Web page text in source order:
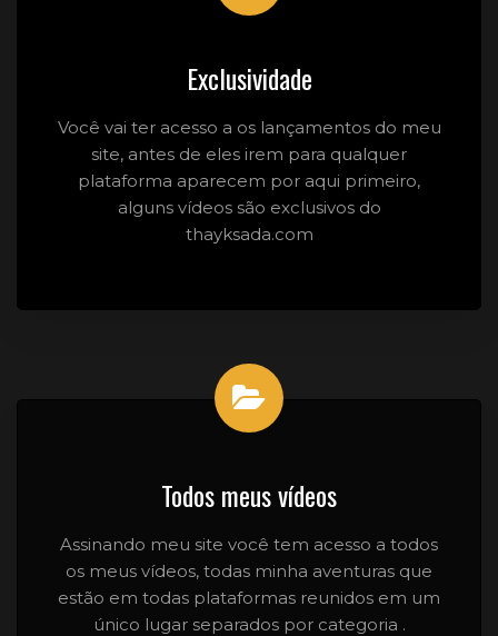
Exclusividade
Você vai ter acesso a os lançamentos do meu
site, antes de eles irem para qualquer
plataforma aparecem por aqui primeiro,
alguns vídeos são exclusivos do
thayksada.com
Todos meus vídeos
Assinando meu site você tem acesso a todos
os meus vídeos, todas minha aventuras que
estão em todas plataformas reunidos em um
único lugar separados por categoria .